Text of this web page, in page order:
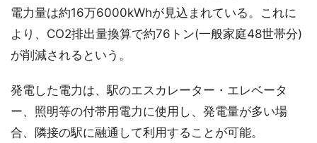
電力量は約16万6000kWhが見込まれている。これに
より、CO2排出量換算で約76トン(一般家庭48世帯分)
が削減されるという。
発電した電力は、駅のエスカレーター・エレベータ
ー、照明等の付帯用電力に使用し、発電量が多い場
合、隣接の駅に融通して利用することが可能。